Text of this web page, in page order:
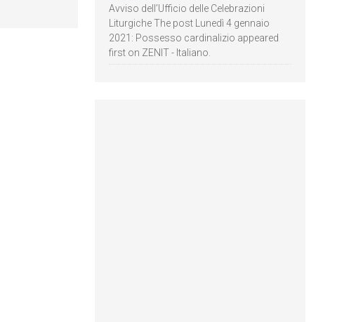
Avviso dell’Ufficio delle Celebrazioni
Liturgiche The post Lunedì 4 gennaio
2021: Possesso cardinalizio appeared
first on ZENIT - Italiano.